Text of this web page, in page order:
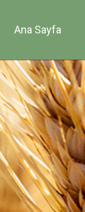
Ana Sayfa